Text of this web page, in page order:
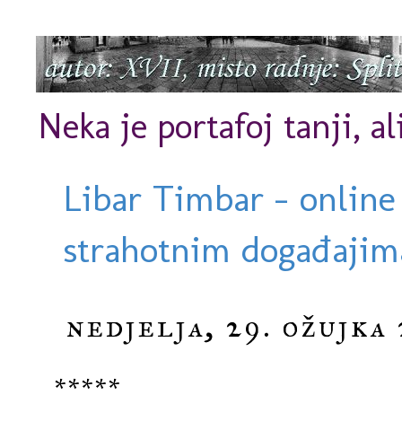
Neka je portafoj tanji,
Libar Timbar -
strahotnim
nedjelja, 29. ožujka
*****